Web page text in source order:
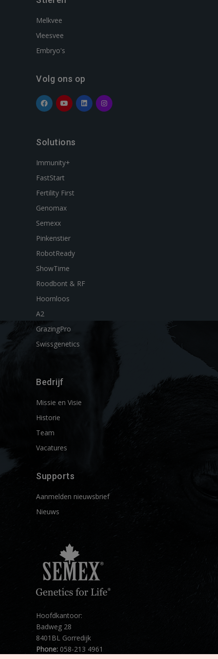
Melkvee
Vleesvee
Embryo's
Volg ons op
Solutions
Immunity+
FastStart
Fertility First
Genomax
Semexx
Pinkenstier
RobotReady
ShowTime
Roodbont & RF
Hoornloos
A2
GrazingPro
Swissgenetics
Bedrijf
Missie en Visie
Historie
Team
Vacatures
Supports
Aanmelden nieuwsbrief
Nieuws
Hoofdkantoor:
Badweg 28
8401BL Gorredijk
Phone: 058-213 4961